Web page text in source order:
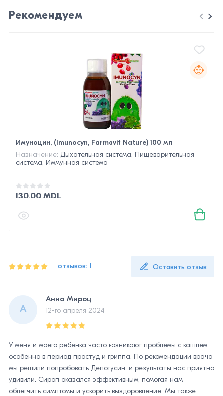
Рекомендуем
Имуноцин, (Imunocyn, Farmavit Nature) 100 мл
Назначение: Дыхательная система, Пищеварительная
система, Иммунная система
130.00 MDL
отзывов: 1 Оставить отзыв
А
Анна Мироц
12-го апреля 2024
У меня и моего ребенка часто возникают проблемы с кашлем,
особенно в период простуд и гриппа. По рекомендации врача
мы решили попробовать Депотусин, и результаты нас приятно
удивили. Сироп оказался эффективным, помогая нам
облегчить симптомы и ускорить выздоровление. Мы также